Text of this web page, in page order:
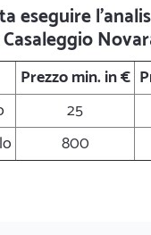
eseguire
Prezzo min. in €
25
800